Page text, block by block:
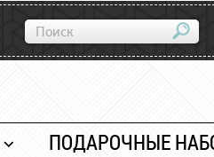
ПОДАРОЧНЫЕ